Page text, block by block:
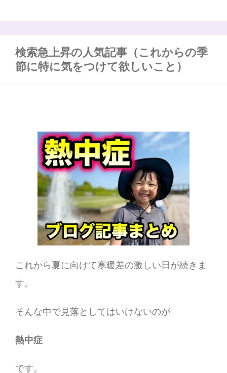
検索急上昇の人気記事（これからの季
節に特に気をつけて欲しいこと）
これから夏に向けて寒暖差の激しい日が続きま
す。
そんな中で見落としてはいけないのが
熱中症
です。